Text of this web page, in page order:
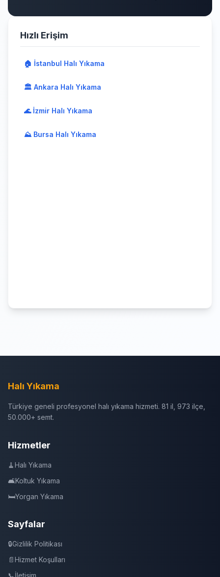
Hızlı Erişim
🏠 İstanbul Halı Yıkama
🏛️ Ankara Halı Yıkama
🌊 İzmir Halı Yıkama
⛰️ Bursa Halı Yıkama
Halı Yıkama
Türkiye geneli profesyonel halı yıkama hizmeti. 81 il, 973 ilçe,
50.000+ semt.
Hizmetler
🧹Halı Yıkama
🛋️Koltuk Yıkama
🛏️Yorgan Yıkama
Sayfalar
🔒Gizlilik Politikası
📄Hizmet Koşulları
📞İletişim